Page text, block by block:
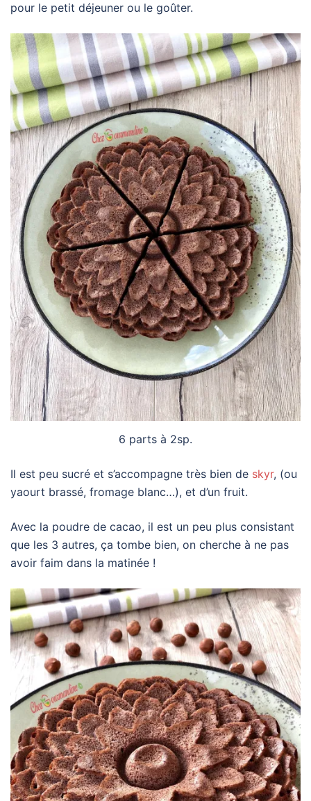
pour le petit déjeuner ou le goûter.
6 parts à 2sp.
Il est peu sucré et s’accompagne très bien de skyr, (ou
yaourt brassé, fromage blanc…), et d’un fruit.
Avec la poudre de cacao, il est un peu plus consistant
que les 3 autres, ça tombe bien, on cherche à ne pas
avoir faim dans la matinée !